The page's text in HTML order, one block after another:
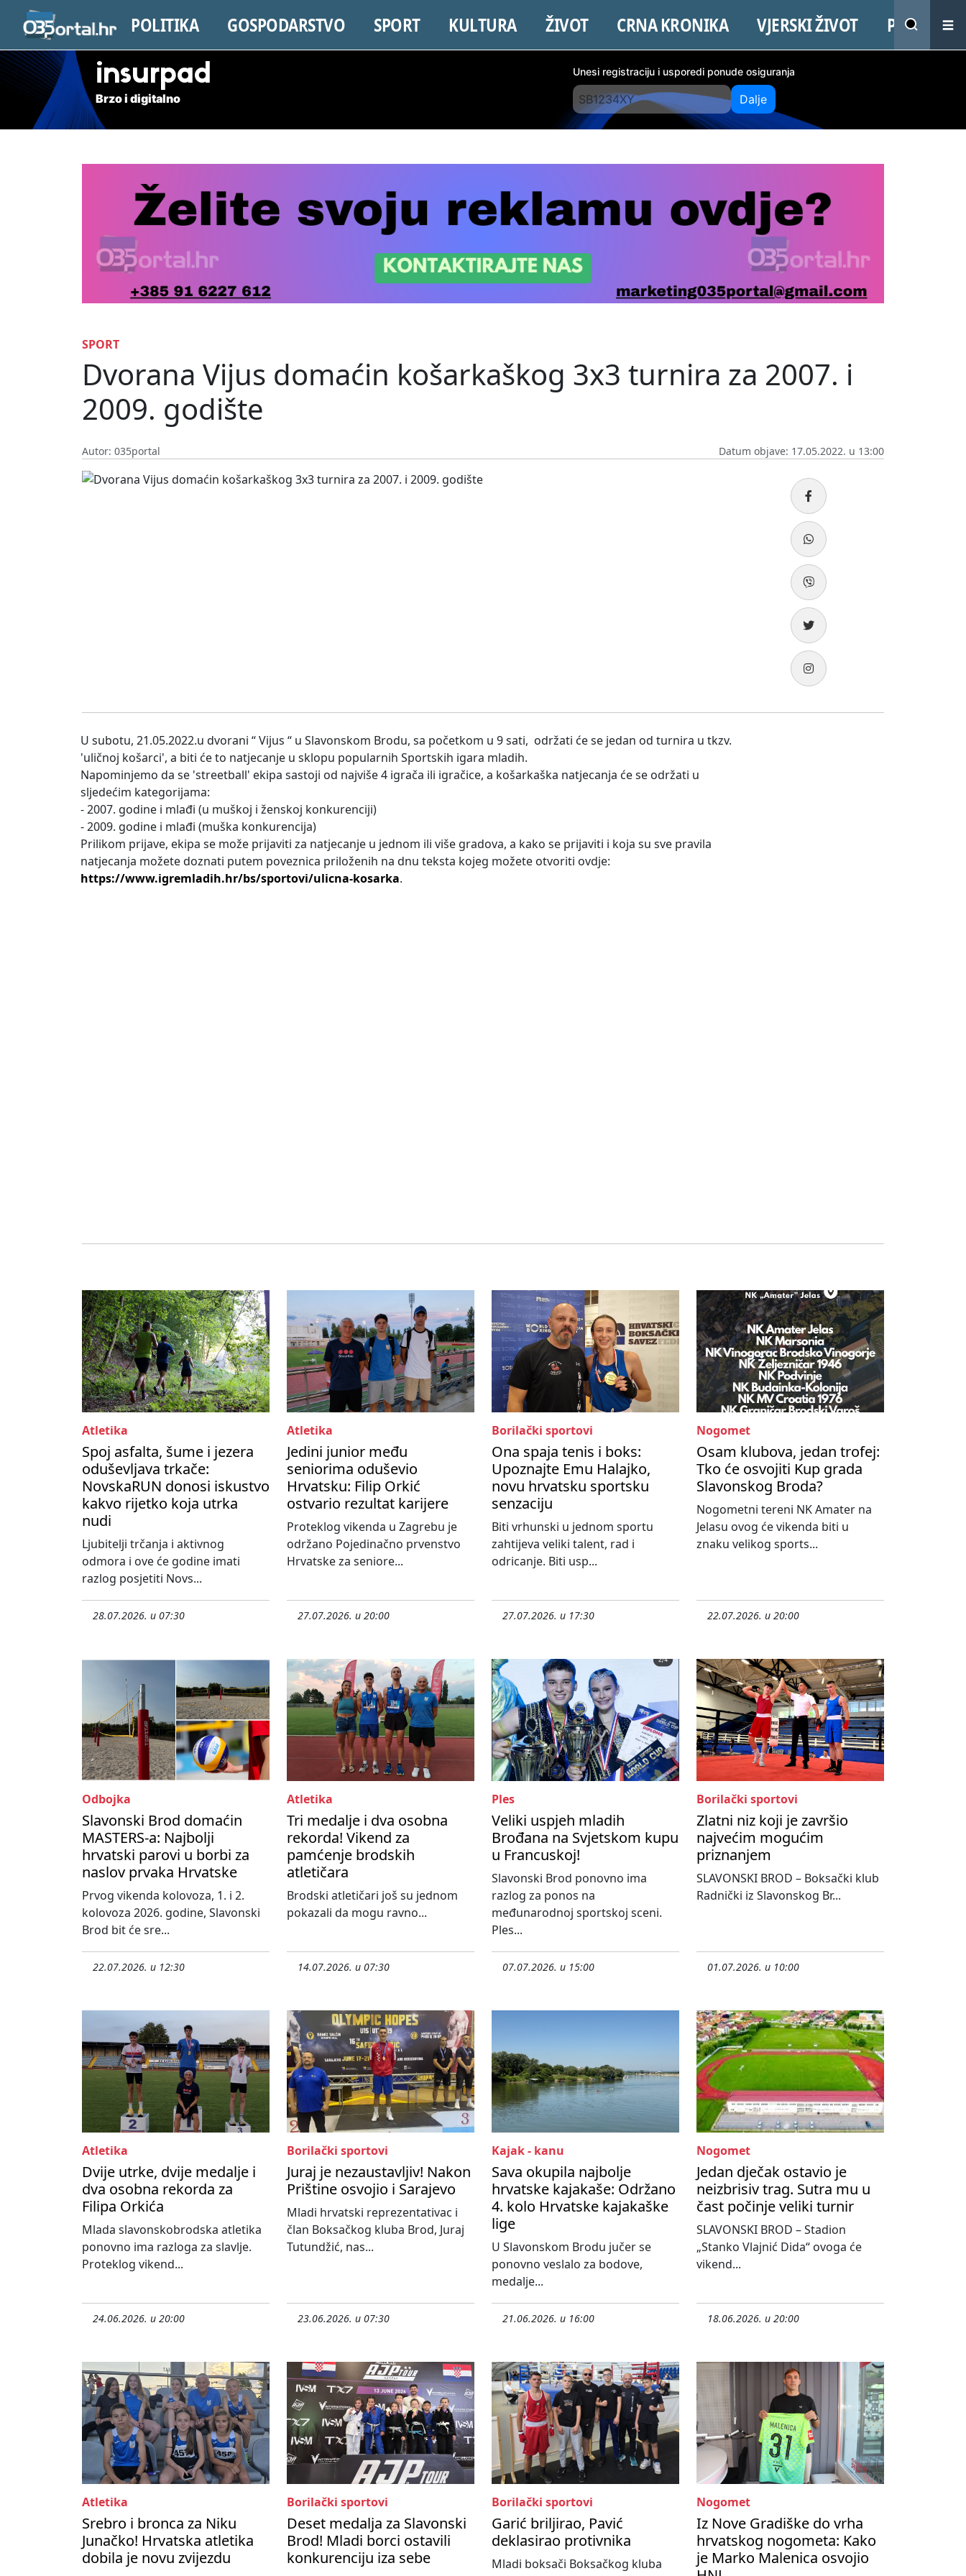
POLITIKA GOSPODARSTVO SPORT KULTURA ŽIVOT CRNA KRONIKA VJERSKI ŽIVOT PROMO
insurpad
Brzo i digitalno
Unesi registraciju i usporedi ponude osiguranja
Dalje
SPORT
Dvorana Vijus domaćin košarkaškog 3x3 turnira za 2007. i
2009. godište
Autor: 035portal Datum objave: 17.05.2022. u 13:00
U subotu, 21.05.2022.u dvorani “ Vijus “ u Slavonskom Brodu, sa početkom u 9 sati, održati će se jedan od turnira u tkzv.
'uličnoj košarci', a biti će to natjecanje u sklopu popularnih Sportskih igara mladih.
Napominjemo da se 'streetball' ekipa sastoji od najviše 4 igrača ili igračice, a košarkaška natjecanja će se održati u
sljedećim kategorijama:
- 2007. godine i mlađi (u muškoj i ženskoj konkurenciji)
- 2009. godine i mlađi (muška konkurencija)
Prilikom prijave, ekipa se može prijaviti za natjecanje u jednom ili više gradova, a kako se prijaviti i koja su sve pravila
natjecanja možete doznati putem poveznica priloženih na dnu teksta kojeg možete otvoriti ovdje:
https://www.igremladih.hr/bs/sportovi/ulicna-kosarka.
Atletika
Spoj asfalta, šume i jezera
oduševljava trkače:
NovskaRUN donosi iskustvo
kakvo rijetko koja utrka
nudi
Ljubitelji trčanja i aktivnog
odmora i ove će godine imati
razlog posjetiti Novs...
28.07.2026. u 07:30
Atletika
Jedini junior među
seniorima oduševio
Hrvatsku: Filip Orkić
ostvario rezultat karijere
Proteklog vikenda u Zagrebu je
održano Pojedinačno prvenstvo
Hrvatske za seniore...
27.07.2026. u 20:00
Borilački sportovi
Ona spaja tenis i boks:
Upoznajte Emu Halajko,
novu hrvatsku sportsku
senzaciju
Biti vrhunski u jednom sportu
zahtijeva veliki talent, rad i
odricanje. Biti usp...
27.07.2026. u 17:30
Nogomet
Osam klubova, jedan trofej:
Tko će osvojiti Kup grada
Slavonskog Broda?
Nogometni tereni NK Amater na
Jelasu ovog će vikenda biti u
znaku velikog sports...
22.07.2026. u 20:00
Odbojka
Slavonski Brod domaćin
MASTERS-a: Najbolji
hrvatski parovi u borbi za
naslov prvaka Hrvatske
Prvog vikenda kolovoza, 1. i 2.
kolovoza 2026. godine, Slavonski
Brod bit će sre...
22.07.2026. u 12:30
Atletika
Tri medalje i dva osobna
rekorda! Vikend za
pamćenje brodskih
atletičara
Brodski atletičari još su jednom
pokazali da mogu ravno...
14.07.2026. u 07:30
Ples
Veliki uspjeh mladih
Brođana na Svjetskom kupu
u Francuskoj!
Slavonski Brod ponovno ima
razlog za ponos na
međunarodnoj sportskoj sceni.
Ples...
07.07.2026. u 15:00
Borilački sportovi
Zlatni niz koji je završio
najvećim mogućim
priznanjem
SLAVONSKI BROD – Boksački klub
Radnički iz Slavonskog Br...
01.07.2026. u 10:00
Atletika
Dvije utrke, dvije medalje i
dva osobna rekorda za
Filipa Orkića
Mlada slavonskobrodska atletika
ponovno ima razloga za slavlje.
Proteklog vikend...
24.06.2026. u 20:00
Borilački sportovi
Juraj je nezaustavljiv! Nakon
Prištine osvojio i Sarajevo
Mladi hrvatski reprezentativac i
član Boksačkog kluba Brod, Juraj
Tutundžić, nas...
23.06.2026. u 07:30
Kajak - kanu
Sava okupila najbolje
hrvatske kajakaše: Održano
4. kolo Hrvatske kajakaške
lige
U Slavonskom Brodu jučer se
ponovno veslalo za bodove,
medalje...
21.06.2026. u 16:00
Nogomet
Jedan dječak ostavio je
neizbrisiv trag. Sutra mu u
čast počinje veliki turnir
SLAVONSKI BROD – Stadion
„Stanko Vlajnić Dida“ ovoga će
vikend...
18.06.2026. u 20:00
Atletika
Srebro i bronca za Niku
Junačko! Hrvatska atletika
dobila je novu zvijezdu
Borilački sportovi
Deset medalja za Slavonski
Brod! Mladi borci ostavili
konkurenciju iza sebe
Borilački sportovi
Garić briljirao, Pavić
deklasirao protivnika
Mladi boksači Boksačkog kluba
Nogomet
Iz Nove Gradiške do vrha
hrvatskog nogometa: Kako
je Marko Malenica osvojio